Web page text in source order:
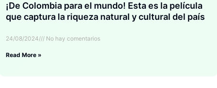
¡De Colombia para el mundo! Esta es la película
que captura la riqueza natural y cultural del país
24/08/2024 No hay comentarios
Read More »